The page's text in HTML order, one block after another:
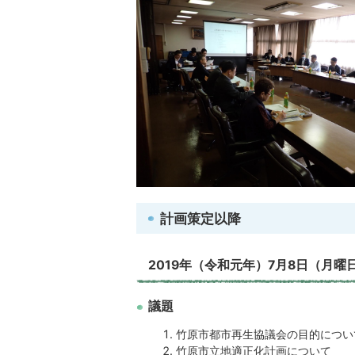
計画策定以降
2019年（令和元年）7月8日（月曜
議題
竹原市都市再生協議会の目的につ
竹原市立地適正化計画について